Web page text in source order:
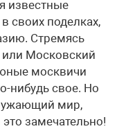
известные
своих поделках,
Стремясь
Московский
москвичи
нибудь свое. Но
мир,
замечательно!